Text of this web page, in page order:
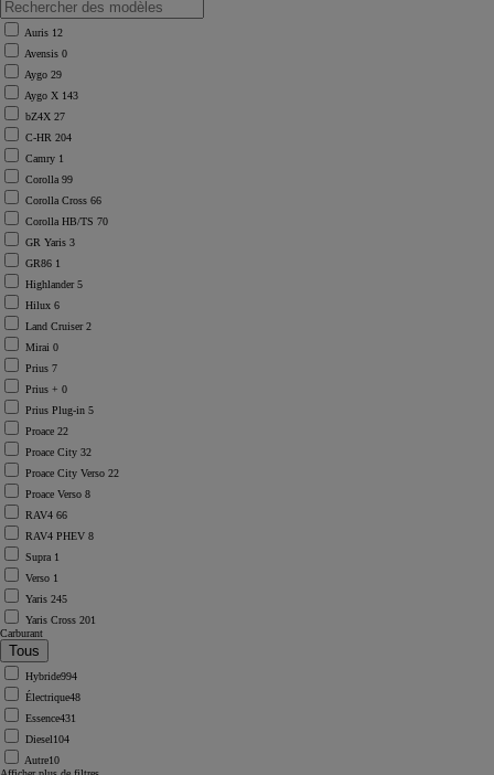
Auris 12
Avensis 0
Aygo 29
Aygo X 143
bZ4X 27
C-HR 204
Camry 1
Corolla 99
Corolla Cross 66
Corolla HB/TS 70
GR Yaris 3
GR86 1
Highlander5
Hilux 6
Land Cruiser2
Mirai 0
Prius 7
Prius + 0
Prius Plug-in 5
Proace 22
Proace City 32
Proace City Verso 22
Proace Verso 8
RAV4 66
RAV4 PHEV 8
Supra 1
Verso 1
Yaris 245
Yaris Cross 201
Carburant
Hybride994
Électrique48
Essence431
Diesel104
Autre10